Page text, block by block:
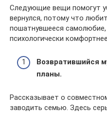
Следующие вещи помогут
вернулся, потому что
пошатнувшееся самолюбие,
психологически
Возвратившийся
планы.
Рассказывает о
заводить семью. Здесь